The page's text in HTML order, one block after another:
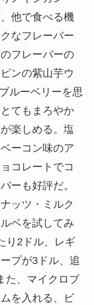
他で食べる機
なフレーバー
フレーバーの
ンの紫山芋ウ
ルーベリーを思
てもまろやか
楽しめる。塩
ーコン味のア
コレートでコ
ーも好評だ。
ッツ・ミルク
ベを試してみ
り2ドル、レギ
プが3ドル、追
た、マイクロブ
を入れる、ビ